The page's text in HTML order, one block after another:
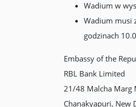
Wadium w
Wadium musi
godzinach
Embassy of the
RBL Bank Limited
21/48 Malcha Marg
Chanakyapuri, New